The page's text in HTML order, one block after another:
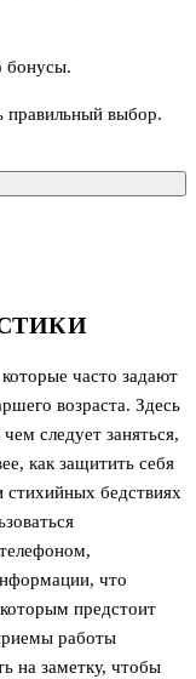
часто задают
возраста. Здесь
следует заняться,
как защитить себя
стихийных бедствиях
что
предстоит
работы
на заметку, чтобы
бонусы.
правильный выбор.